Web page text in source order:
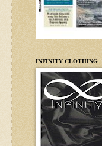
INFINITY CLOTHING